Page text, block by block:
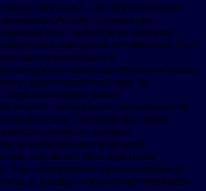
индустрия моды – это действительно
России. Сегодня она
рост, несмотря на внешние
в поведении потребителя. Рост
инновации в
внедрение новых материалов и новых
удовлетворяется спрос на
Персонализация, новые
стимулируют производителя
решения. Поговорили о среде
ресурсах, которые
инновационных компаний.
себе, она может быть классным
Так, бионический протез сочетает в
и дизайн, и привлекает внимание.